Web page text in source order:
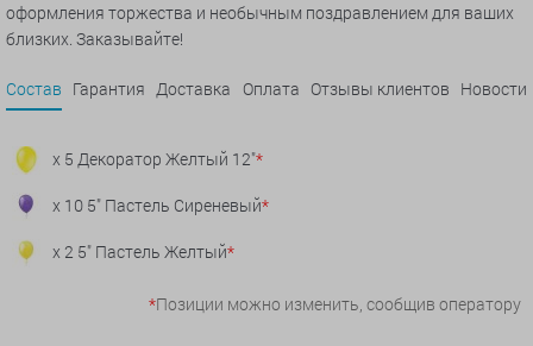
оформления торжества и необычным поздравлением для ваших
близких. Заказывайте!
Состав Гарантия Доставка Оплата Отзывы клиентов Новости
x 5 Декоратор Желтый 12"*
x 10 5" Пастель Сиреневый*
x 2 5" Пастель Желтый*
*Позиции можно изменить, сообщив оператору